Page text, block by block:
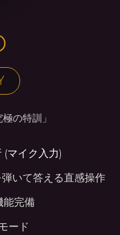
の特訓」
(マイク入力)
いて答える直感操作
能完備
ード